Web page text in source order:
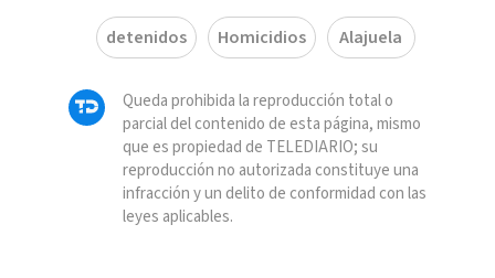
detenidos Homicidios Alajuela
Queda prohibida la reproducción total o
parcial del contenido de esta página, mismo
que es propiedad de TELEDIARIO; su
reproducción no autorizada constituye una
infracción y un delito de conformidad con las
leyes aplicables.